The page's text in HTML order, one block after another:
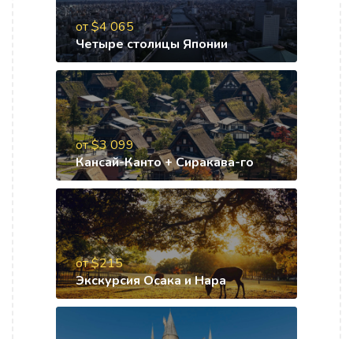
от $4 065
Четыре столицы Японии
от $3 099
Кансай-Канто + Сиракава-го
от $215
Экскурсия Осака и Нара